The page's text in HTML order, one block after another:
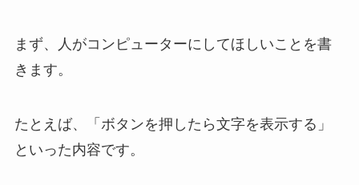
まず、人がコンピューターにしてほしいことを書
きます。
たとえば、「ボタンを押したら文字を表示する」
といった内容です。